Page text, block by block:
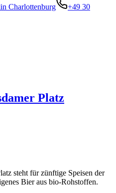
Charlottenburg
+49 30
Platz
steht für zünftige Speisen der
Bier aus bio-Rohstoffen.